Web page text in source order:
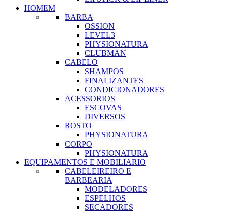
HOMEM
BARBA
OSSION
LEVEL3
PHYSIONATURA
CLUBMAN
CABELO
SHAMPOS
FINALIZANTES
CONDICIONADORES
ACESSORIOS
ESCOVAS
DIVERSOS
ROSTO
PHYSIONATURA
CORPO
PHYSIONATURA
EQUIPAMENTOS E MOBILIARIO
CABELEIREIRO E
BARBEARIA
MODELADORES
ESPELHOS
SECADORES